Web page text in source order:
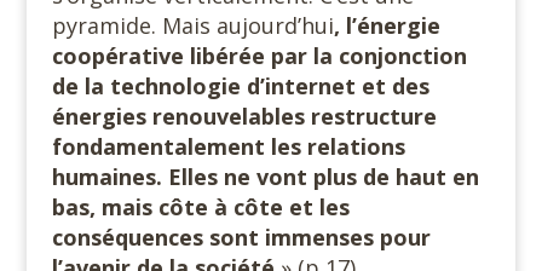
pyramide. Mais aujourd’hui, l’énergie
coopérative libérée par la conjonction
de la technologie d’internet et des
énergies renouvelables restructure
fondamentalement les relations
humaines. Elles ne vont plus de haut en
bas, mais côte à côte et les
conséquences sont immenses pour